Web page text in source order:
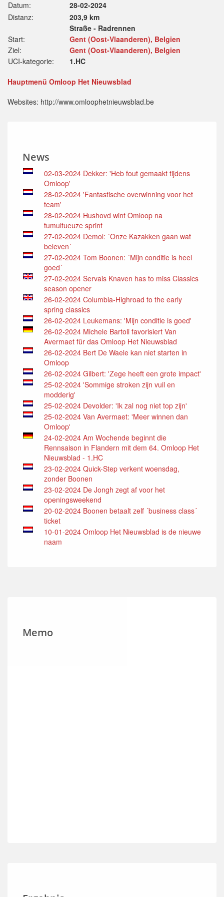
Datum:
28-02-2024
Distanz:
203,9 km
Straße - Radrennen
Start:
Gent (Oost-Vlaanderen), Belgien
Ziel:
Gent (Oost-Vlaanderen), Belgien
UCI-kategorie:
1.HC
Hauptmenü Omloop Het Nieuwsblad
Websites: http://www.omloophetnieuwsblad.be
News
02-03-2024 Dekker: 'Heb fout gemaakt tijdens
Omloop'
28-02-2024 'Fantastische overwinning voor het
team'
28-02-2024 Hushovd wint Omloop na
tumultueuze sprint
27-02-2024 Demol: ´Onze Kazakken gaan wat
beleven´
27-02-2024 Tom Boonen: ´Mijn conditie is heel
goed´
27-02-2024 Servais Knaven has to miss Classics
season opener
26-02-2024 Columbia-Highroad to the early
spring classics
26-02-2024 Leukemans: 'Mijn conditie is goed'
26-02-2024 Michele Bartoli favorisiert Van
Avermaet für das Omloop Het Nieuwsblad
26-02-2024 Bert De Waele kan niet starten in
Omloop
26-02-2024 Gilbert: 'Zege heeft een grote impact'
25-02-2024 'Sommige stroken zijn vuil en
modderig'
25-02-2024 Devolder: 'Ik zal nog niet top zijn'
25-02-2024 Van Avermaet: 'Meer winnen dan
Omloop'
24-02-2024 Am Wochende beginnt die
Rennsaison in Flandern mit dem 64. Omloop Het
Nieuwsblad - 1.HC
23-02-2024 Quick-Step verkent woensdag,
zonder Boonen
23-02-2024 De Jongh zegt af voor het
openingsweekend
20-02-2024 Boonen betaalt zelf ´business class´
ticket
10-01-2024 Omloop Het Nieuwsblad is de nieuwe
naam
Memo